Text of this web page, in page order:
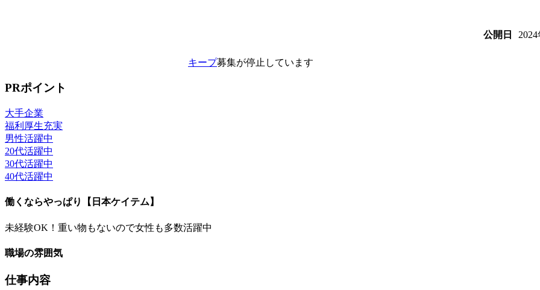
公開日
キープ募集が停止しています
PRポイント
大手企業
福利厚生充実
男性活躍中
20代活躍中
30代活躍中
40代活躍中
働くならやっぱり【日本ケイテム】
未経験OK！重い物もないので女性も多数活躍中
職場の雰囲気
仕事内容